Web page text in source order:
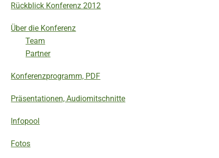
Rückblick Konferenz 2012
Über die Konferenz
Team
Partner
Konferenzprogramm, PDF
Präsentationen, Audiomitschnitte
Infopool
Fotos